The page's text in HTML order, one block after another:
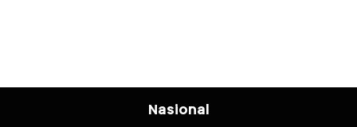
Nasional